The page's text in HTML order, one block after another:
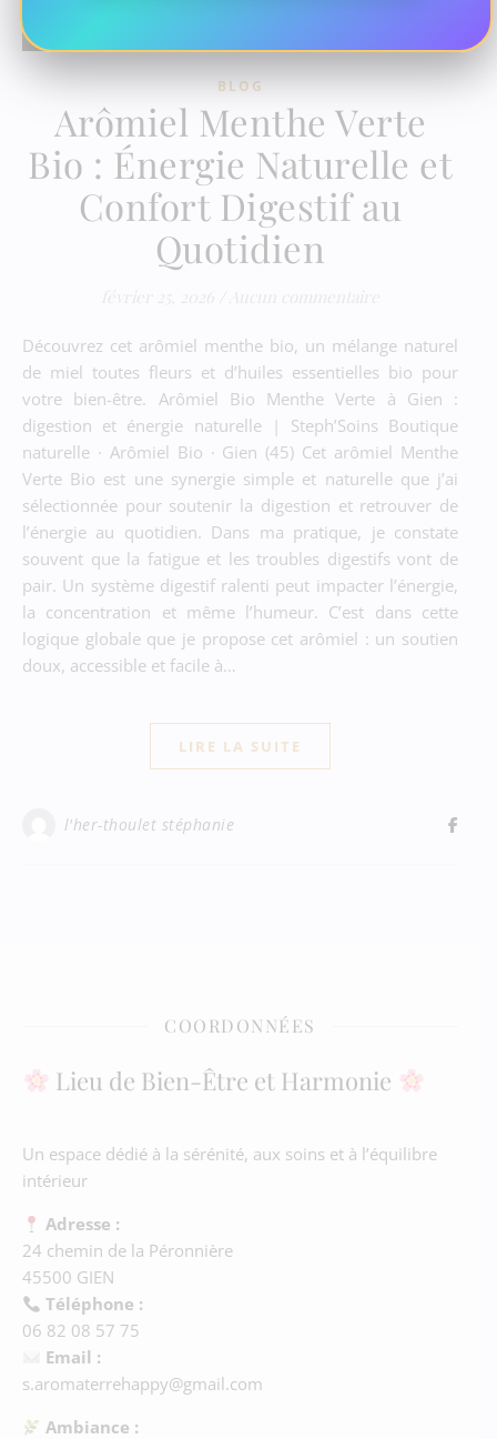
BLOG
Arômiel Menthe Verte
Bio : Énergie Naturelle et
Confort Digestif au
Quotidien
février 25, 2026 Aucun commentaire
Découvrez cet arômiel menthe bio, un mélange naturel
de miel toutes fleurs et d’huiles essentielles bio pour
votre bien-être. Arômiel Bio Menthe Verte à Gien :
digestion et énergie naturelle | Steph’Soins Boutique
naturelle · Arômiel Bio · Gien (45) Cet arômiel Menthe
Verte Bio est une synergie simple et naturelle que j’ai
sélectionnée pour soutenir la digestion et retrouver de
l’énergie au quotidien. Dans ma pratique, je constate
souvent que la fatigue et les troubles digestifs vont de
pair. Un système digestif ralenti peut impacter l’énergie,
la concentration et même l’humeur. C’est dans cette
logique globale que je propose cet arômiel : un soutien
doux, accessible et facile à…
LIRE LA SUITE
l'her-thoulet stéphanie
COORDONNÉES
Lieu de Bien-Être et Harmonie
Un espace dédié à la sérénité, aux soins et à l’équilibre
intérieur
Adresse :
24 chemin de la Péronnière
45500 GIEN
Téléphone :
06 82 08 57 75
Email :
s.aromaterrehappy@gmail.com
Ambiance :